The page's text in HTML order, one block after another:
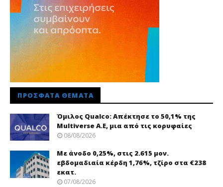
ΠΡΌΣΦΑΤΑ ΘΈΜΑΤΑ
Όμιλος Qualco: Απέκτησε το 50,1% της
Multiverse A.E, μια από τις κορυφαίες
08/08/2026
Με άνοδο 0,25%, στις 2.615 μον.
εβδομαδιαία κέρδη 1,76%, τζίρο στα €238
εκατ.
07/08/2026